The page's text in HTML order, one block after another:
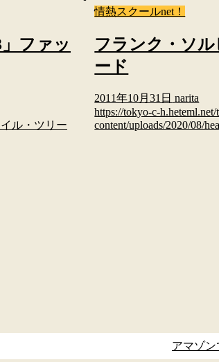
ファッ
ル・ツリー
情熱スクールnet！
フランク・ソ
ード
2011年10月31日 narita
https://tokyo-c-
content/uploads/2020/08/
アマゾン